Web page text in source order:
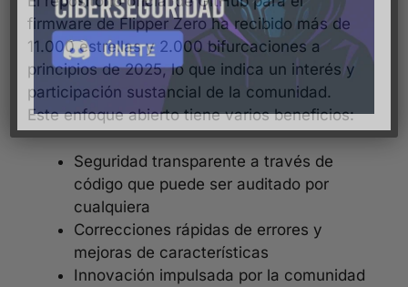
firmware de Flipper Zero ha recibido más de
11.000 estrellas y 2.000 bifurcaciones a
principios de 2025, lo que indica un interés y
participación sustancial de la comunidad.
Este enfoque abierto tiene varios beneficios:
Seguridad transparente a través de
código que puede ser auditado por
cualquiera
Correcciones rápidas de errores y
mejoras de características
Innovación impulsada por la comunidad